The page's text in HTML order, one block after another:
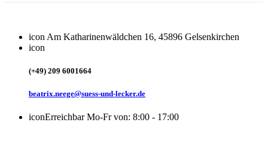
icon Am Katharinenwäldchen 16, 45896 Gelsenkirchen
icon
(+49) 209 6001664
beatrix.neege@suess-und-lecker.de
iconErreichbar Mo-Fr von: 8:00 - 17:00